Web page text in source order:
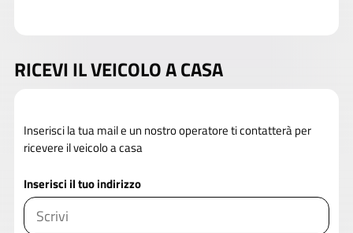
RICEVI IL VEICOLO A CASA
Inserisci la tua mail e un nostro operatore ti contatterà per
ricevere il veicolo a casa
Inserisci il tuo indirizzo